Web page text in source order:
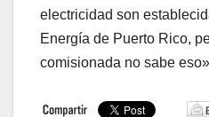
electricidad son
Energía de Puerto Rico,
comisionada no sabe